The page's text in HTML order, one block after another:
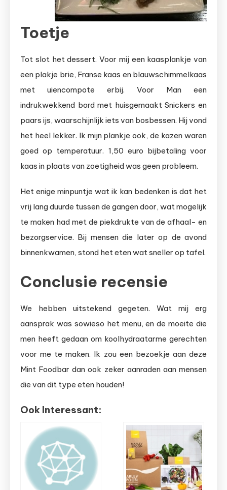
Toetje
Tot slot het dessert. Voor mij een kaasplankje van
een plakje brie, Franse kaas en blauwschimmelkaas
met uiencompote erbij. Voor Man een
indrukwekkend bord met huisgemaakt Snickers en
paars ijs, waarschijnlijk iets van bosbessen. Hij vond
het heel lekker. Ik mijn plankje ook, de kazen waren
goed op temperatuur. 1,50 euro bijbetaling voor
kaas in plaats van zoetigheid was geen probleem.
Het enige minpuntje wat ik kan bedenken is dat het
vrij lang duurde tussen de gangen door, wat mogelijk
te maken had met de piekdrukte van de afhaal- en
bezorgservice. Bij mensen die later op de avond
binnenkwamen, stond het eten wat sneller op tafel.
Conclusie recensie
We hebben uitstekend gegeten. Wat mij erg
aansprak was sowieso het menu, en de moeite die
men heeft gedaan om koolhydraatarme gerechten
voor me te maken. Ik zou een bezoekje aan deze
Mint Foodbar dan ook zeker aanraden aan mensen
die van dit type eten houden!
Ook Interessant: